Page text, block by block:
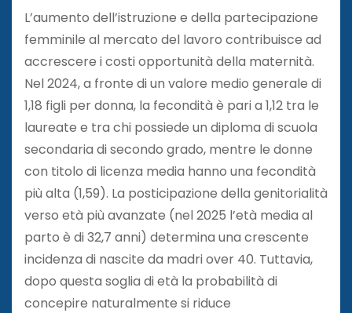
L’aumento dell’istruzione e della partecipazione
femminile al mercato del lavoro contribuisce ad
accrescere i costi opportunità della maternità.
Nel 2024, a fronte di un valore medio generale di
1,18 figli per donna, la fecondità è pari a 1,12 tra le
laureate e tra chi possiede un diploma di scuola
secondaria di secondo grado, mentre le donne
con titolo di licenza media hanno una fecondità
più alta (1,59). La posticipazione della genitorialità
verso età più avanzate (nel 2025 l’età media al
parto è di 32,7 anni) determina una crescente
incidenza di nascite da madri over 40. Tuttavia,
dopo questa soglia di età la probabilità di
concepire naturalmente si riduce